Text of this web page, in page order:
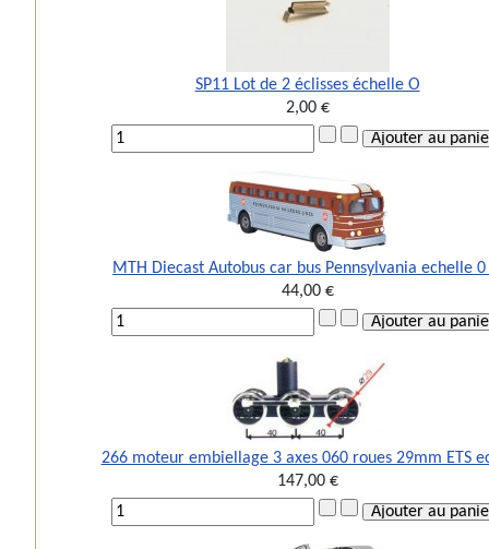
SP11 Lot de 2 éclisses échelle O
2,00 €
MTH Diecast Autobus car bus Pennsylvania echelle 0
44,00 €
266 moteur embiellage 3 axes 060 roues 29mm ETS
147,00 €